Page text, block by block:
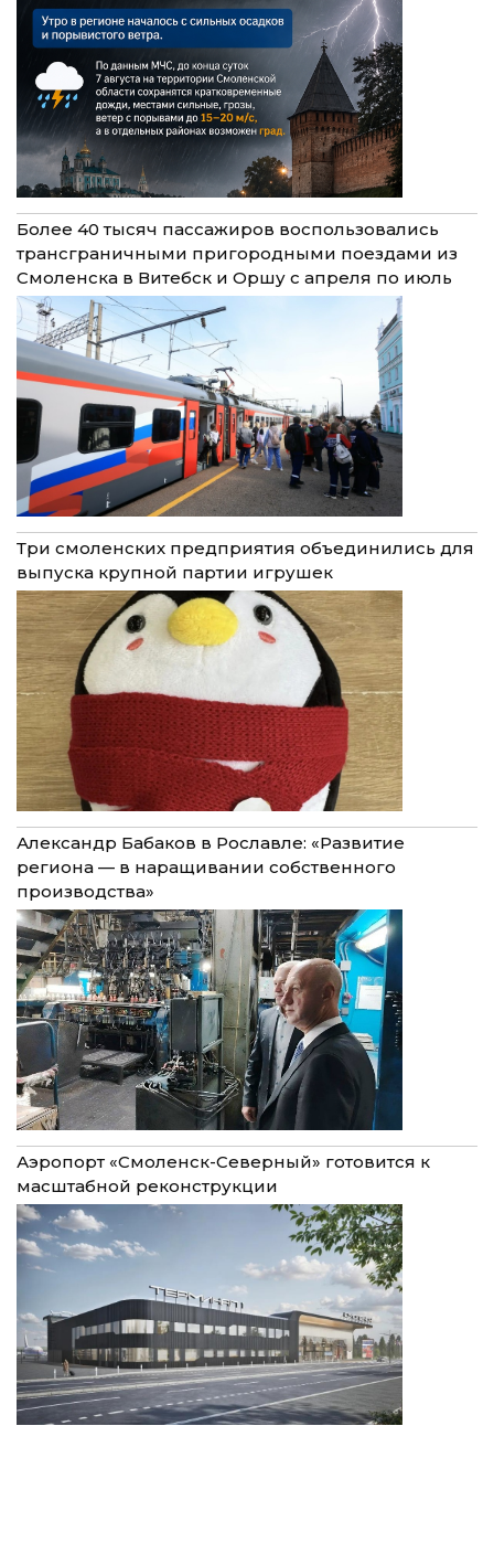
Более 40 тысяч пассажиров воспользовались
трансграничными пригородными поездами из
Смоленска в Витебск и Оршу с апреля по июль
Три смоленских предприятия объединились для
выпуска крупной партии игрушек
Александр Бабаков в Рославле: «Развитие
региона — в наращивании собственного
производства»
Аэропорт «Смоленск-Северный» готовится к
масштабной реконструкции